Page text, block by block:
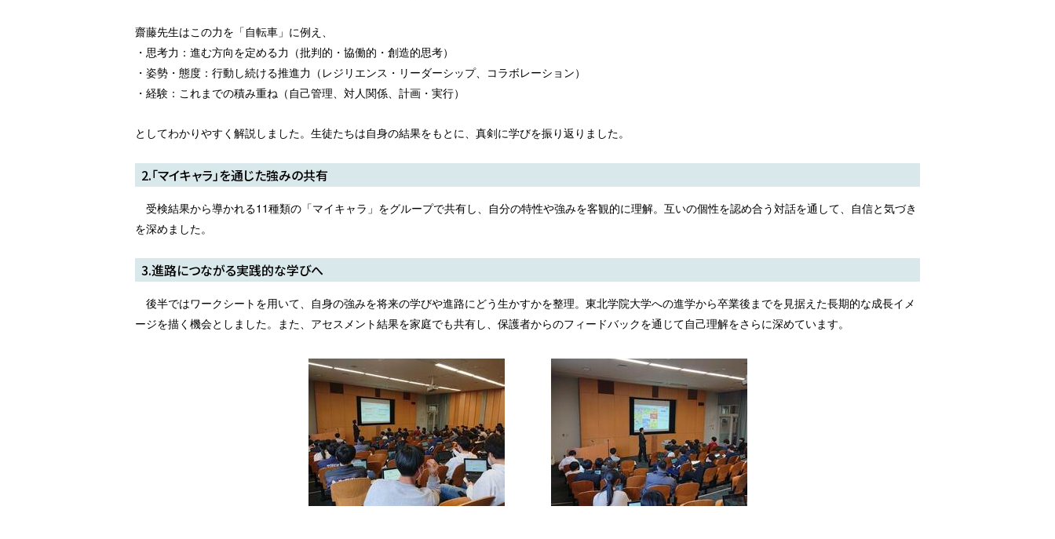
齋藤先生はこの力を「自転車」に例え、
・思考力：進む方向を定める力（批判的・協働的・創造的思考）
・姿勢・態度：行動し続ける推進力（レジリエンス・リーダーシップ、コラボレーション）
・経験：これまでの積み重ね（自己管理、対人関係、計画・実行）
としてわかりやすく解説しました。生徒たちは自身の結果をもとに、真剣に学びを振り返りました。
2.「マイキャラ」を通じた強みの共有
受検結果から導かれる11種類の「マイキャラ」をグループで共有し、自分の特性や強みを客観的に理解。互いの個性を認め合う対話を通して、自信と気づき
を深めました。
3.進路につながる実践的な学びへ
後半ではワークシートを用いて、自身の強みを将来の学びや進路にどう生かすかを整理。東北学院大学への進学から卒業後までを見据えた長期的な成長イメ
ージを描く機会としました。また、アセスメント結果を家庭でも共有し、保護者からのフィードバックを通じて自己理解をさらに深めています。